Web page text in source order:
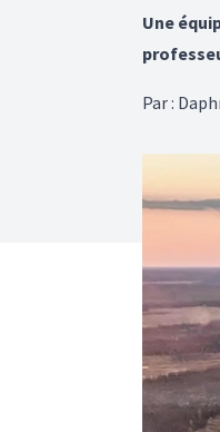
Une
Par: